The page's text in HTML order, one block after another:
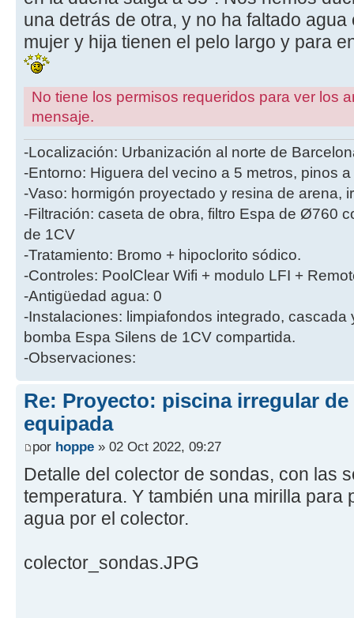
una detrás de otra, y no ha faltado
mujer y hija tienen el pelo largo y para
No tiene los permisos requeridos para ver los
mensaje.
-Localización: Urbanización al norte de
-Entorno: Higuera del vecino a 5 metros, pinos
-Vaso: hormigón proyectado y resina de arena,
-Filtración: caseta de obra, filtro Espa de Ø760
de 1CV
-Tratamiento: Bromo + hipoclorito sódico.
-Controles: PoolClear Wifi + modulo LFI +
-Antigüedad agua: 0
-Instalaciones: limpiafondos integrado,
bomba Espa Silens de 1CV compartida.
-Observaciones:
Re: Proyecto: piscina irregular
equipada
por hoppe » 02 Oct 2022, 09:27
Detalle del colector de sondas, con las
temperatura. Y también una mirilla para
agua por el colector.
colector_sondas.JPG